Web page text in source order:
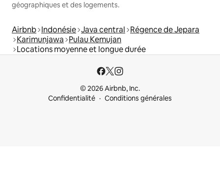
géographiques et des logements.
Airbnb Indonésie Java central Régence de Jepara
Karimunjawa Pulau Kemujan
Locations moyenne et longue durée
© 2026 Airbnb, Inc.
Confidentialité
Conditions générales